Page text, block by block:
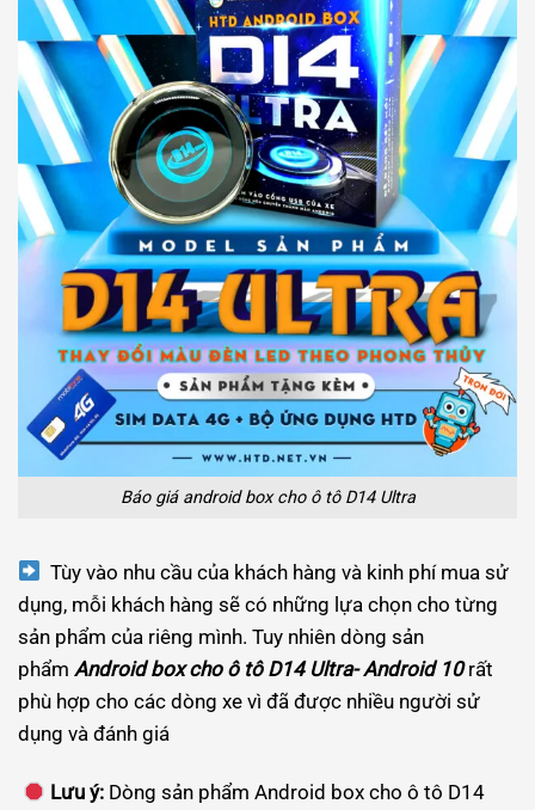
Báo giá android box cho ô tô D14 Ultra
Tùy vào nhu cầu của khách hàng và kinh phí mua sử
dụng, mỗi khách hàng sẽ có những lựa chọn cho từng
sản phẩm của riêng mình. Tuy nhiên dòng sản
phẩm Android box cho ô tô D14 Ultra- Android 10rất
phù hợp cho các dòng xe vì đã được nhiều người sử
dụng và đánh giá
Lưu ý: Dòng sản phẩm Android box cho ô tô D14